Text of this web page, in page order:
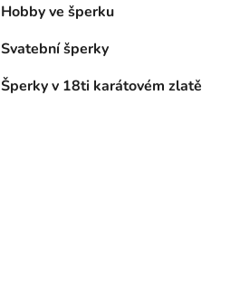
Hobby ve šperku
Svatební šperky
Šperky v 18ti karátovém zlatě